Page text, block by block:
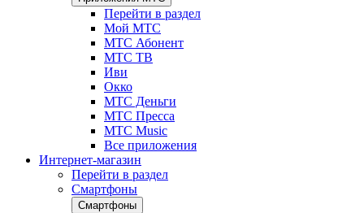
Перейти в раздел
Мой МТС
МТС Абонент
МТС ТВ
Иви
Окко
МТС Деньги
МТС Пресса
МТС Music
Все приложения
Интернет-магазин
Перейти в раздел
Смартфоны
Смартфоны